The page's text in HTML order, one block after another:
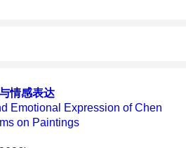
情感表达
Emotional Expression of Chen
on Paintings